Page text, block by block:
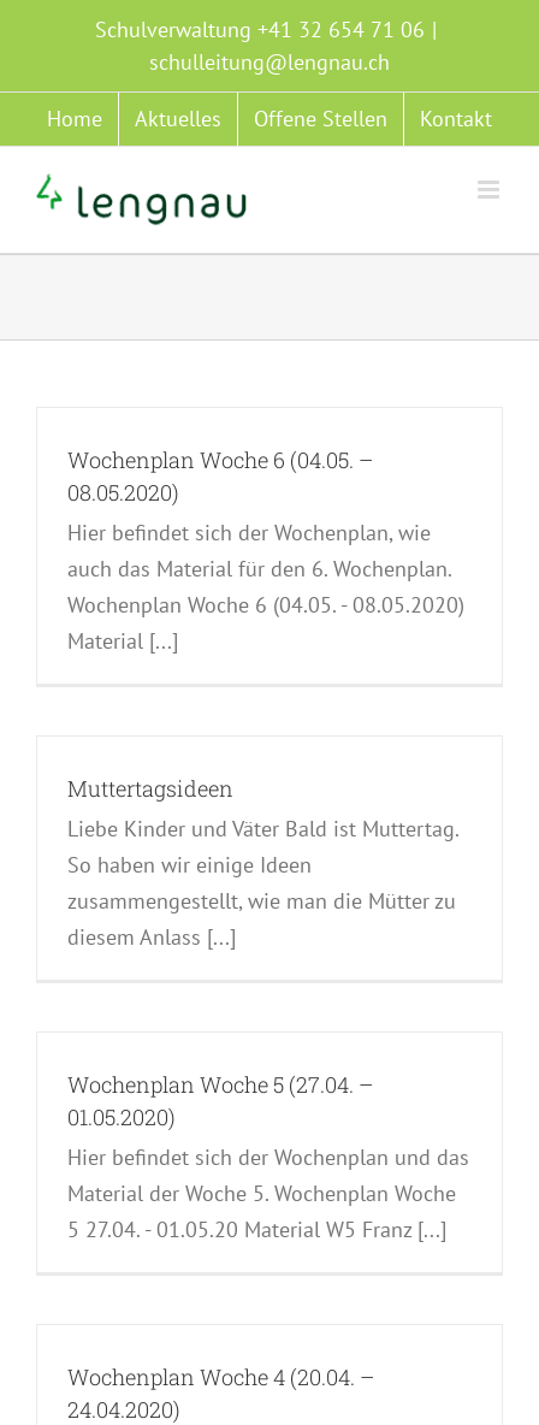
springen
Schulverwaltung +41 32 654 71 06 |
schulleitung@lengnau.ch
Home Aktuelles Offene Stellen Kontakt
Wochenplan Woche 6 (04.05. –
08.05.2020)
Hier befindet sich der Wochenplan, wie
auch das Material für den 6. Wochenplan.
Wochenplan Woche 6 (04.05. - 08.05.2020)
Material [...]
Muttertagsideen
Liebe Kinder und Väter Bald ist Muttertag.
So haben wir einige Ideen
zusammengestellt, wie man die Mütter zu
diesem Anlass [...]
Wochenplan Woche 5 (27.04. –
01.05.2020)
Hier befindet sich der Wochenplan und das
Material der Woche 5. Wochenplan Woche
5 27.04. - 01.05.20 Material W5 Franz [...]
Wochenplan Woche 4 (20.04. –
24.04.2020)